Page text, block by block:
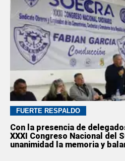
FUERTE RESPALDO
Con la presencia de
XXXI Congreso Nacional del
unanimidad la memoria y